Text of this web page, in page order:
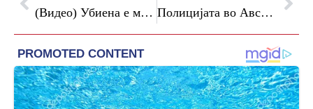
(Видео) Убиена е мечката која нападна вработен во супермаркет во Јапонија, во продавницата останала два дена Полицијата во Австралија заплени рекордни 2,3 тони кокаин и уапси 13 лица